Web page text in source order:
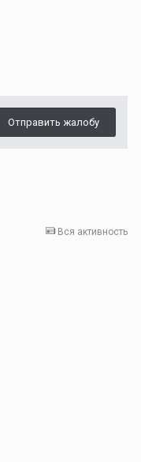
Отправить жалобу
Вся активность